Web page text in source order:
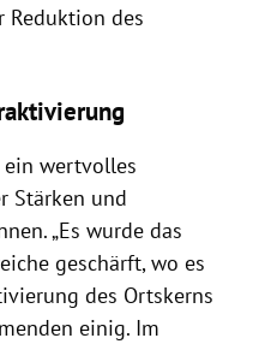
Reduktion des
ein wertvolles
Stärken und
„Es wurde das
geschärft, wo es
des Ortskerns
einig. Im